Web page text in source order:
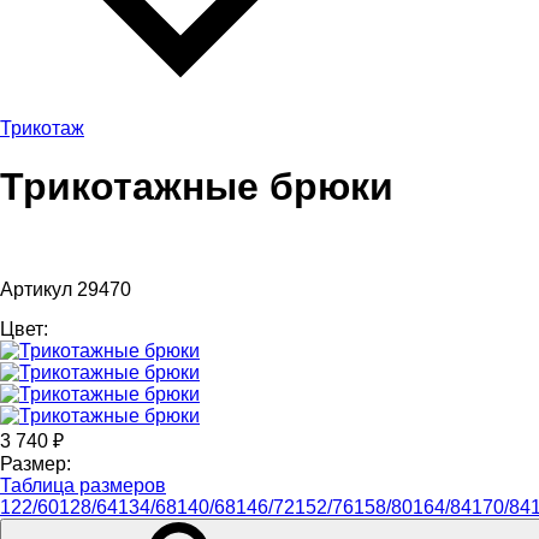
Трикотаж
Трикотажные брюки
Артикул 29470
Цвет:
3 740 ₽
Размер:
Таблица размеров
122/60128/64134/68140/68146/72152/76158/80164/84170/84